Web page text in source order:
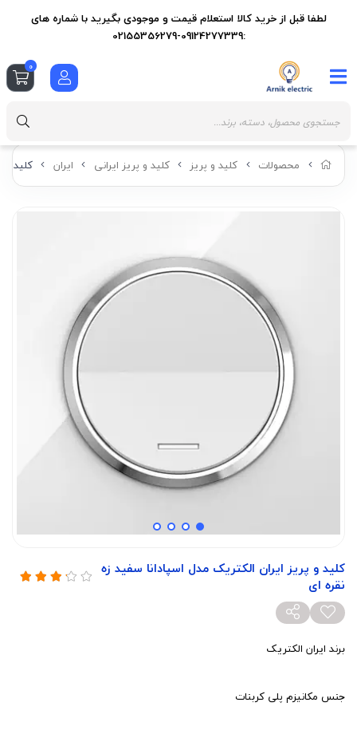
محصولات کلید و پریز کلید و پریز ایرانی ایران کلید و
کلید و پریز ایران الکتریک مدل اسپادانا سفید زه
نقره ای
برند ایران الکتریک
جنس مکانیزم پلی کربنات
لطفا قبل از خرید کالا استعلام قیمت و موجودی بگیرید با شماره های
:09124277339-02155356279
0